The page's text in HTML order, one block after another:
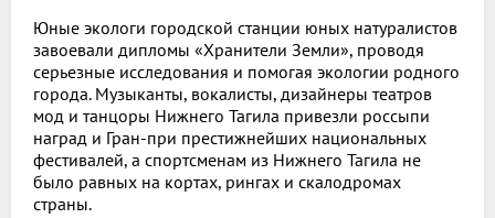
Юные экологи городской станции юных натуралистов
завоевали дипломы «Хранители Земли», проводя
серьезные исследования и помогая экологии родного
города. Музыканты, вокалисты, дизайнеры театров
мод и танцоры Нижнего Тагила привезли россыпи
наград и Гран-при престижнейших национальных
фестивалей, а спортсменам из Нижнего Тагила не
было равных на кортах, рингах и скалодромах
страны.